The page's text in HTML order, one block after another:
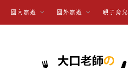
國內旅遊 國外旅遊 親子育兒